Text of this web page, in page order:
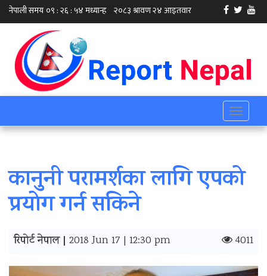
Toggle
कानुनी परामर्शका लागि एपको
प्रयोग गर्न सकिने
रिपोर्ट नेपाल | 2018 Jun 17 | 12:30 pm 4011